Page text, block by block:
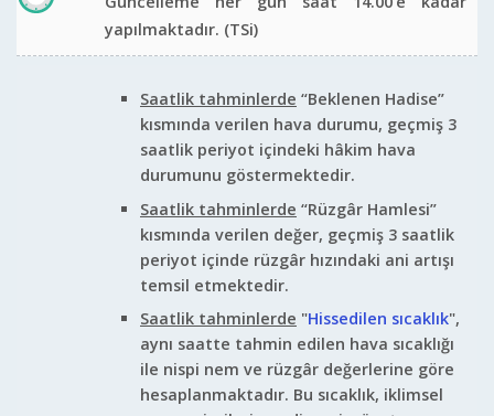
yapılmaktadır. (TSi)
Saatlik tahminlerde “Beklenen Hadise”
kısmında verilen hava durumu, geçmiş 3
saatlik periyot içindeki hâkim hava
durumunu göstermektedir.
Saatlik tahminlerde “Rüzgâr Hamlesi”
kısmında verilen değer, geçmiş 3 saatlik
periyot içinde rüzgâr hızındaki ani artışı
temsil etmektedir.
Saatlik tahminlerde "Hissedilen sıcaklık",
aynı saatte tahmin edilen hava sıcaklığı
ile nispi nem ve rüzgâr değerlerine göre
hesaplanmaktadır. Bu sıcaklık, iklimsel